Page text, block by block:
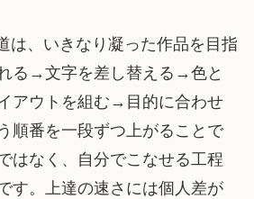
は、いきなり凝った作品を目指
る→文字を差し替える→色と
アウトを組む→目的に合わせ
順番を一段ずつ上がることで
はなく、自分でこなせる工程
す。上達の速さには個人差が